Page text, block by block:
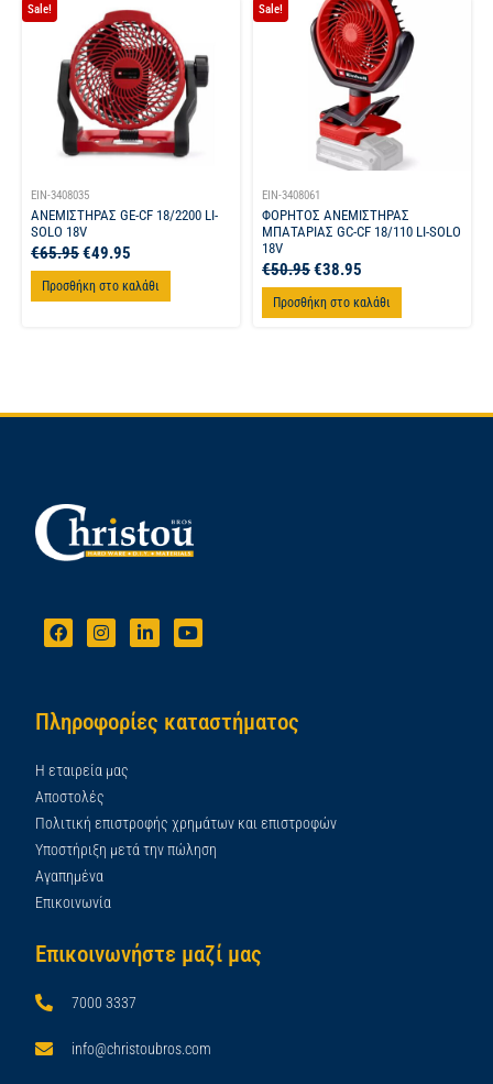
Sale!
EIN-3408035
ΑΝΕΜΙΣΤΗΡΑΣ GE-CF 18/2200 LI-
SOLO 18V
€65.95€49.95
Προσθήκη στο καλάθι
Sale!
EIN-3408061
ΦΟΡΗΤΟΣ ΑΝΕΜΙΣΤΗΡΑΣ
ΜΠΑΤΑΡΙΑΣ GC-CF 18/110 LI-SOLO
18V
€50.95€38.95
Προσθήκη στο καλάθι
Πληροφορίες καταστήματος
Η εταιρεία μας
Αποστολές
Πολιτική επιστροφής χρημάτων και επιστροφών
Υποστήριξη μετά την πώληση
Αγαπημένα
Επικοινωνία
Επικοινωνήστε μαζί μας
7000 3337
info@christoubros.com